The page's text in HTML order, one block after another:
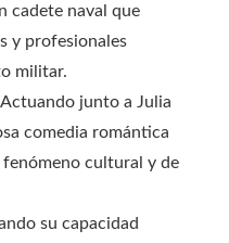
cadete naval que
y profesionales
militar.
Actuando junto a Julia
comedia romántica
cultural y de
su capacidad